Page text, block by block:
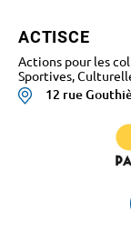
ACTISCE
Actions pour les
Sportives,
12 rue